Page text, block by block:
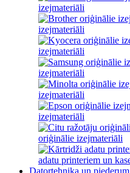
izejmateriāli
izejmateriāli
izejmateriāli
izejmateriāli
izejmateriāli
izejmateriāli
oriģinālie izejmateriāli
adatu printeriem un
Datortehnika un